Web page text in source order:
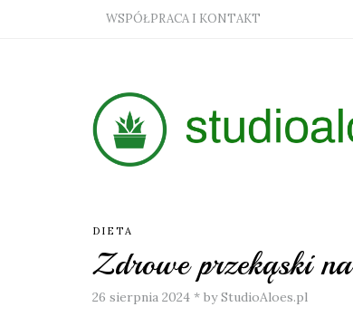
WSPÓŁPRACA I KONTAKT
DIETA
Zdrowe przekąski
26 sierpnia 2024 * by StudioAloes.pl